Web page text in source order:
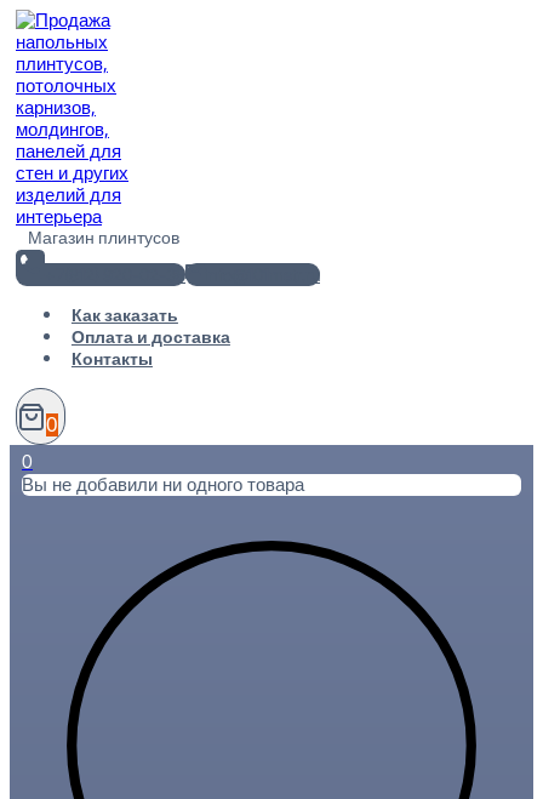
Перейти
содержимому
Магазин плинтусов
+7(812) 920-02-38
info@101metr.ru
Как заказать
Оплата и доставка
Контакты
0
0
Вы не добавили ни одного товара